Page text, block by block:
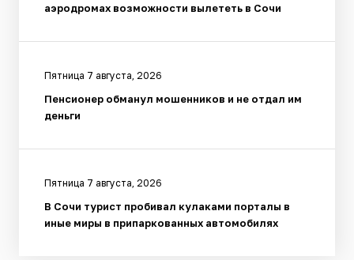
аэродромах возможности вылететь в Сочи
Пятница 7 августа, 2026
Пенсионер обманул мошенников и не отдал им
деньги
Пятница 7 августа, 2026
В Сочи турист пробивал кулаками порталы в
иные миры в припаркованных автомобилях